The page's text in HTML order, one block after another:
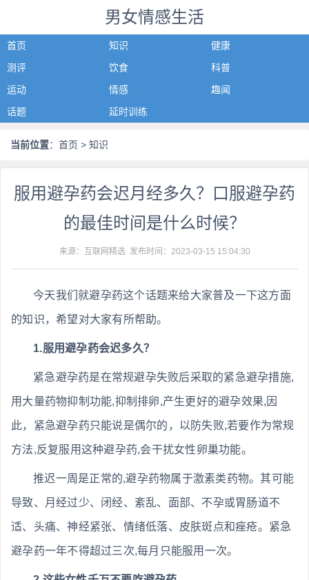
男女情感生活
首页 知识
健康
测评
饮食
科普
运动
情感
趣闻
话题
延时训练
当前位置： 首页 > 知识
服用避孕药会迟月经多久？口服避孕药
的最佳时间是什么时候？
来源：互联网精选 发布时间： 2023-03-15 15:04:30
今天我们就避孕药这个话题来给大家普及一下这方面
的知识，希望对大家有所帮助。
1.服用避孕药会迟多久？
紧急避孕药是在常规避孕失败后采取的紧急避孕措施,
用大量药物抑制功能,抑制排卵,产生更好的避孕效果,因
此，紧急避孕药只能说是偶尔的，以防失败,若要作为常规
方法,反复服用这种避孕药,会干扰女性卵巢功能。
推迟一周是正常的,避孕药物属于激素类药物。其可能
导致、月经过少、闭经、紊乱、面部、不孕或胃肠道不
适、头痛、神经紧张、情绪低落、皮肤斑点和痤疮。紧急
避孕药一年不得超过三次,每月只能服用一次。